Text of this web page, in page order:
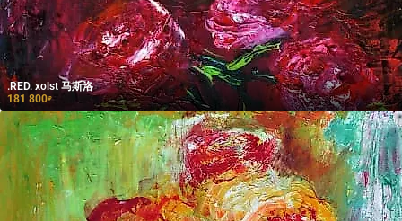
.RED. xolst 马斯洛
181 800₽